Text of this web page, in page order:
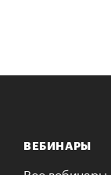
ВЕБИНАРЫ